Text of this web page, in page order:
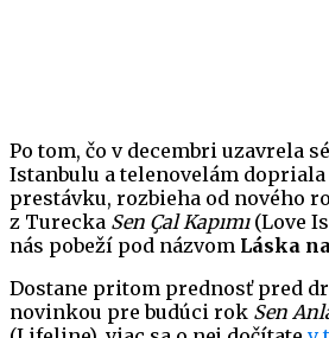
Po tom, čo v decembri uzavrela
Istanbulu a telenovelám
prestávku, rozbieha od nového
z Turecka Sen Çal Kapımı(Love
nás pobeží pod názvom Láska
Dostane pritom prednosť pred
novinkou pre budúci rok Sen